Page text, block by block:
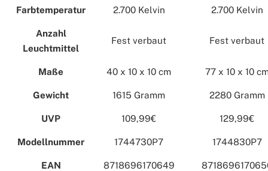
Farbtemperatur 2.700 Kelvin 2.700 Kelvin
Anzahl
Leuchtmittel
Fest verbaut Fest verbaut
Maße 40 x 10 x 10 cm 77 x 10 x 10
Gewicht 1615 Gramm 2280 Gramm
UVP 109,99€ 129,99€
Modellnummer 1744730P7 1744830P7
EAN 8718696170649